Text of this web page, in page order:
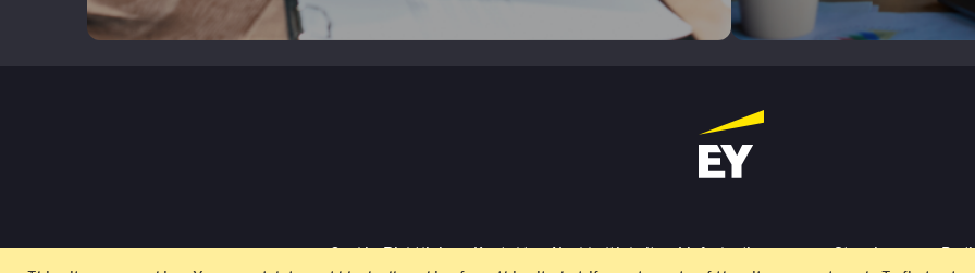
Cookie-Richtlinie Kontakt Nachhaltigkeit Lieferbedingungen Stornierung